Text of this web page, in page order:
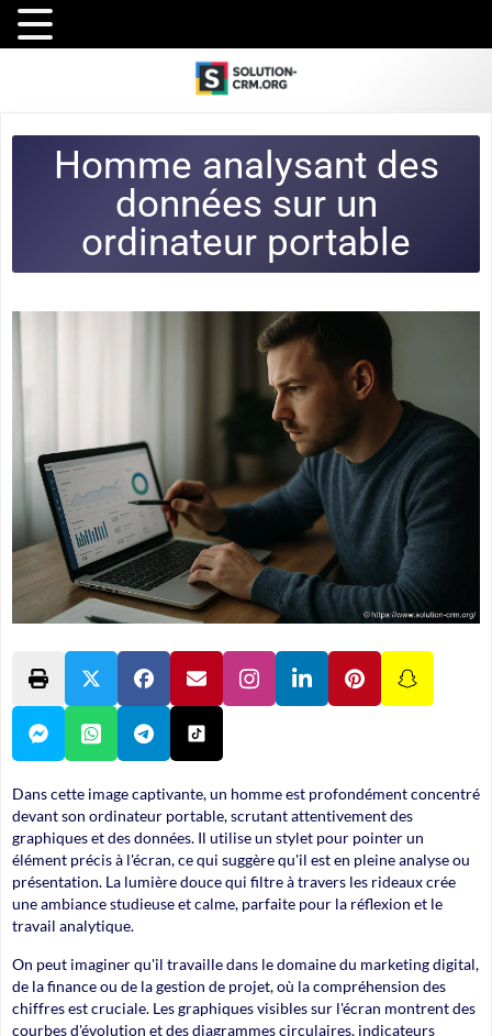
Homme analysant des
données sur un
ordinateur portable
Dans cette image captivante, un homme est profondément concentré
devant son ordinateur portable, scrutant attentivement des
graphiques et des données. Il utilise un stylet pour pointer un
élément précis à l'écran, ce qui suggère qu'il est en pleine analyse ou
présentation. La lumière douce qui filtre à travers les rideaux crée
une ambiance studieuse et calme, parfaite pour la réflexion et le
travail analytique.
On peut imaginer qu'il travaille dans le domaine du marketing digital,
de la finance ou de la gestion de projet, où la compréhension des
chiffres est cruciale. Les graphiques visibles sur l'écran montrent des
courbes d'évolution et des diagrammes circulaires, indicateurs